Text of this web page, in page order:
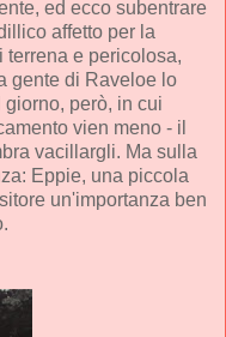
ed ecco subentrare
affetto per la
terrena e pericolosa,
gente di Raveloe lo
però, in cui
vien meno - il
vacillargli. Ma sulla
Eppie, una piccola
un'importanza ben